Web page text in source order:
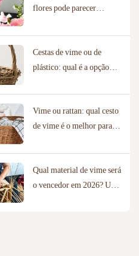
flores pode parecer
em uma floricultura e em
um local de casamento?
Cestas de vime ou de
plástico: qual é a opção
Vime ou rattan: qual cesto
de vime é o melhor para a
Qual material de vime será
o vencedor em 2026? Uma